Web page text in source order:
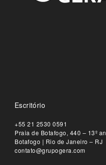
Escritório
+55 21 2530 0591
Praia de Botafogo, 440 – 13º
Botafogo | Rio de Janeiro – RJ
contato@grupogera.com